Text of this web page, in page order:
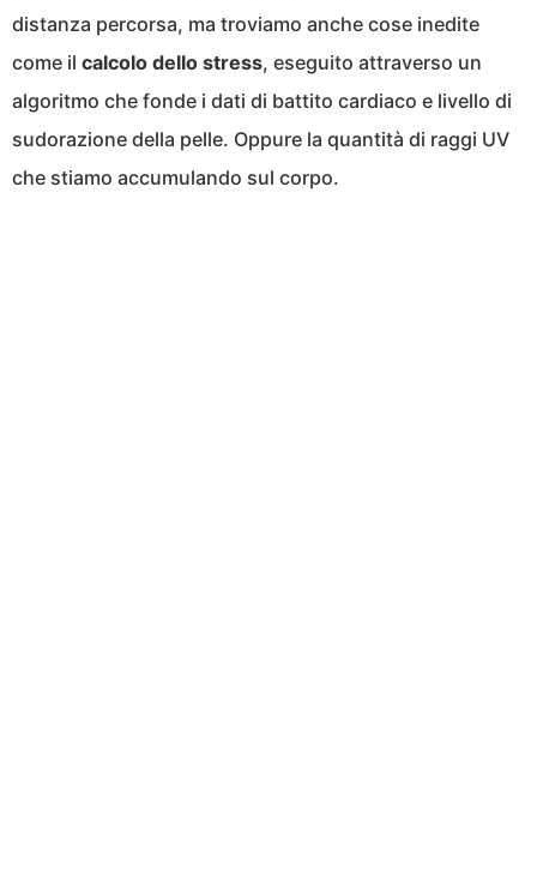
distanza percorsa, ma troviamo anche cose inedite
come il calcolo dello stress, eseguito attraverso un
algoritmo che fonde i dati di battito cardiaco e livello di
sudorazione della pelle. Oppure la quantità di raggi UV
che stiamo accumulando sul corpo.